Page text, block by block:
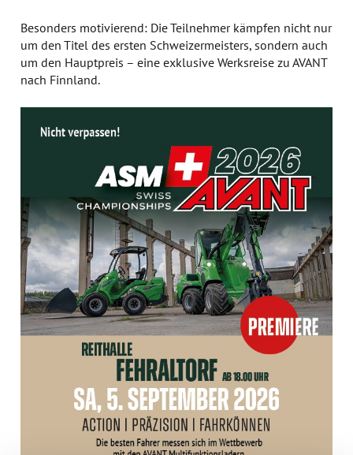
Besonders motivierend: Die Teilnehmer kämpfen nicht nur
um den Titel des ersten Schweizermeisters, sondern auch
um den Hauptpreis – eine exklusive Werksreise zu AVANT
nach Finnland.